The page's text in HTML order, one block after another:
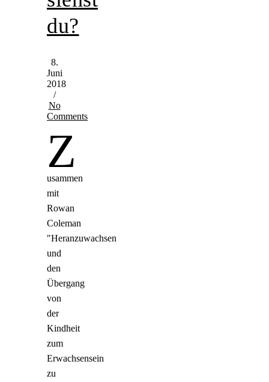
du?
8.
Juni
2018
/
No
Comments
z
usammen
mit
Rowan
Coleman
"Heranzuwachsen
und
den
Übergang
von
der
Kindheit
zum
Erwachsensein
zu